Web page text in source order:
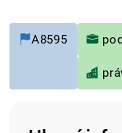
A8595